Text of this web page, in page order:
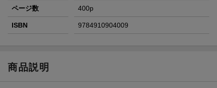
ページ数 400p
ISBN 9784910904009
商品説明